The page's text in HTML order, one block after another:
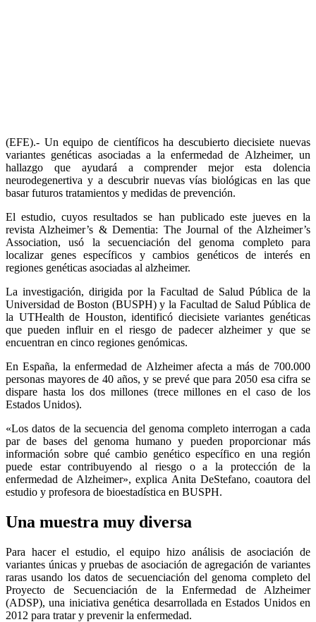
(EFE).- Un equipo de científicos ha descubierto diecisiete nuevas
variantes genéticas asociadas a la enfermedad de Alzheimer, un
hallazgo que ayudará a comprender mejor esta dolencia
neurodegenertiva y a descubrir nuevas vías biológicas en las que
basar futuros tratamientos y medidas de prevención.
El estudio, cuyos resultados se han publicado este jueves en la
revista Alzheimer’s & Dementia: The Journal of the Alzheimer’s
Association, usó la secuenciación del genoma completo para
localizar genes específicos y cambios genéticos de interés en
regiones genéticas asociadas al alzheimer.
La investigación, dirigida por la Facultad de Salud Pública de la
Universidad de Boston (BUSPH) y la Facultad de Salud Pública de
la UTHealth de Houston, identificó diecisiete variantes genéticas
que pueden influir en el riesgo de padecer alzheimer y que se
encuentran en cinco regiones genómicas.
En España, la enfermedad de Alzheimer afecta a más de 700.000
personas mayores de 40 años, y se prevé que para 2050 esa cifra se
dispare hasta los dos millones (trece millones en el caso de los
Estados Unidos).
«Los datos de la secuencia del genoma completo interrogan a cada
par de bases del genoma humano y pueden proporcionar más
información sobre qué cambio genético específico en una región
puede estar contribuyendo al riesgo o a la protección de la
enfermedad de Alzheimer», explica Anita DeStefano, coautora del
estudio y profesora de bioestadística en BUSPH.
Una muestra muy diversa
Para hacer el estudio, el equipo hizo análisis de asociación de
variantes únicas y pruebas de asociación de agregación de variantes
raras usando los datos de secuenciación del genoma completo del
Proyecto de Secuenciación de la Enfermedad de Alzheimer
(ADSP), una iniciativa genética desarrollada en Estados Unidos en
2012 para tratar y prevenir la enfermedad.